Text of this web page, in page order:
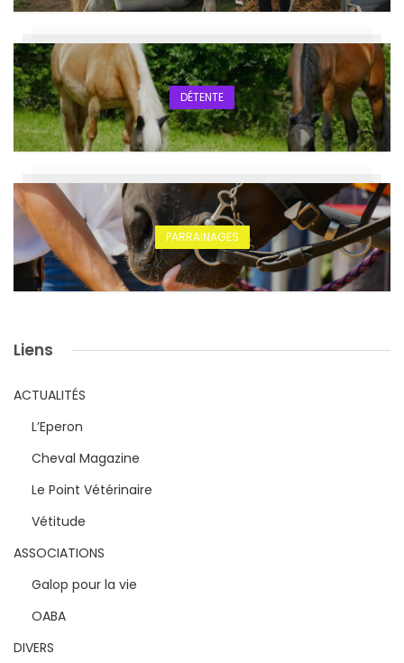
DÉTENTE
PARRAINAGES
Liens
ACTUALITÉS
L’Eperon
Cheval Magazine
Le Point Vétérinaire
Vétitude
ASSOCIATIONS
Galop pour la vie
OABA
DIVERS